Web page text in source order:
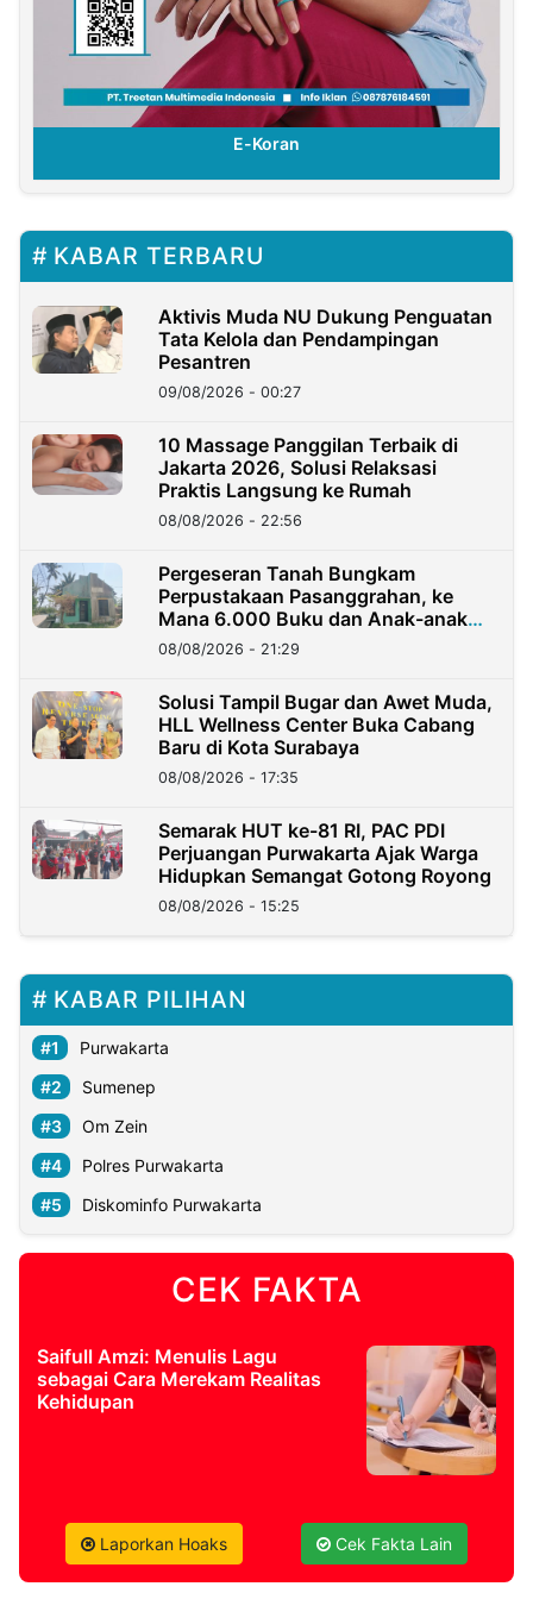
E-Koran
KABAR TERBARU
Aktivis Muda NU Dukung Penguatan
Tata Kelola dan Pendampingan
Pesantren
09/08/2026 - 00:27
10 Massage Panggilan Terbaik di
Jakarta 2026, Solusi Relaksasi
Praktis Langsung ke Rumah
08/08/2026 - 22:56
Pergeseran Tanah Bungkam
Perpustakaan Pasanggrahan, ke
Mana 6.000 Buku dan Anak-anak
Kini?
08/08/2026 - 21:29
Solusi Tampil Bugar dan Awet Muda,
HLL Wellness Center Buka Cabang
Baru di Kota Surabaya
08/08/2026 - 17:35
Semarak HUT ke-81 RI, PAC PDI
Perjuangan Purwakarta Ajak Warga
Hidupkan Semangat Gotong Royong
08/08/2026 - 15:25
KABAR PILIHAN
Purwakarta
Sumenep
Om Zein
Polres Purwakarta
Diskominfo Purwakarta
CEK FAKTA
Saifull Amzi: Menulis Lagu
sebagai Cara Merekam Realitas
Kehidupan
Laporkan Hoaks Cek Fakta Lain